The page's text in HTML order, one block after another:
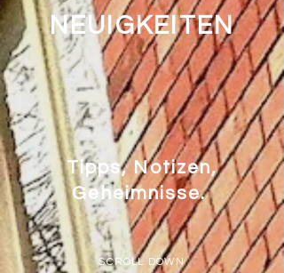
NEUIGKEITEN
Tipps, Notizen,
Geheimnisse.
SCROLL DOWN